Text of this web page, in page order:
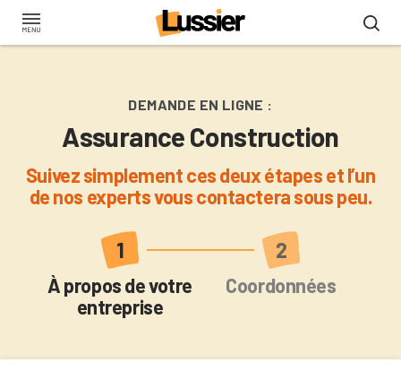
Aller
DEMANDE EN LIGNE :
Assurance Construction
Suivez simplement ces deux étapes et l’un
de nos experts vous contactera sous peu.
Actuel
À propos de votre
entreprise
Coordonnées